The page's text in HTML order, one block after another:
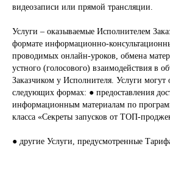
видеозаписи или прямой трансляции.
Услуги – оказываемые Исполнителем
формате информационно-
проводимых онлайн-уроков, обмена
устного (голосового) взаимодействия в
Заказчиком у Исполнителя. Услуги могут
следующих формах: ● предоставления
информационным материалам по
класса «Секреты запусков от ТОП-
● другие Услуги, предусмотренные